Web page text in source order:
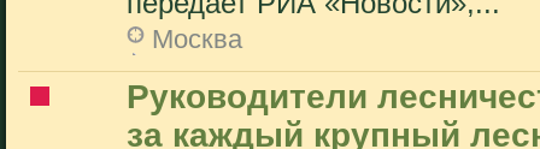
Москва
Руководители
за каждый крупный